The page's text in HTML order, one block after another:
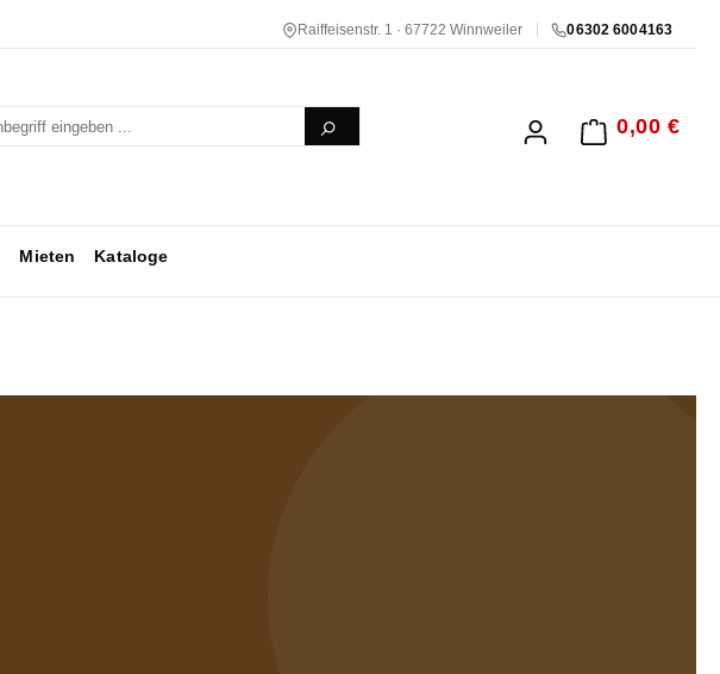
Raiffeisenstr. 1 · 67722 Winnweiler 06302 6004163
0,00 €
WARENKORB
Mieten Kataloge